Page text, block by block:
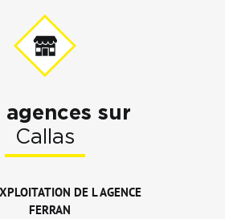
agences sur
Callas
DE L AGENCE
FERRAN